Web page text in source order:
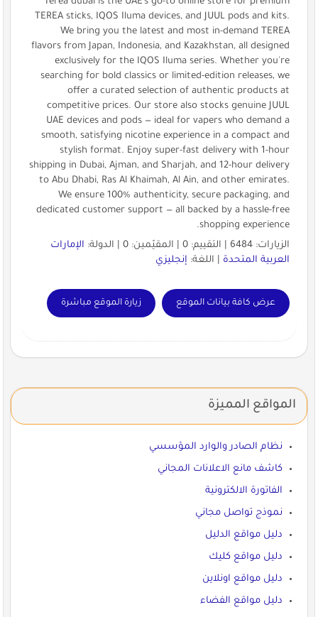
TEREA sticks, IQOS Iluma devices, and JUUL pods and kits.
We bring you the latest and most in-demand TEREA
flavors from Japan, Indonesia, and Kazakhstan, all designed
exclusively for the IQOS Iluma series. Whether you're
searching for bold classics or limited-edition releases, we
offer a curated selection of authentic products at
competitive prices. Our store also stocks genuine JUUL
UAE devices and pods — ideal for vapers who demand a
smooth, satisfying nicotine experience in a compact and
stylish format. Enjoy super-fast delivery with 1-hour
shipping in Dubai, Ajman, and Sharjah, and 12-hour delivery
to Abu Dhabi, Ras Al Khaimah, Al Ain, and other emirates.
We ensure 100% authenticity, secure packaging, and
dedicated customer support — all backed by a hassle-free
shopping experience.
الزيارات: 6484 | التقييم: 0 | المقيّمين: 0 | الدولة:
الإمارات
العربية المتحدة| اللغة: إنجليزي
عرض كافة بيانات الموقع زيارة الموقع مباشرة
المواقع المميزة
نظام الصادر والوارد المؤسسي
كاشف مانع الاعلانات المجاني
الفاتورة الالكترونية
نموذج تواصل مجاني
دليل مواقع الدليل
دليل مواقع كليك
دليل مواقع اونلاين
دليل مواقع الفضاء